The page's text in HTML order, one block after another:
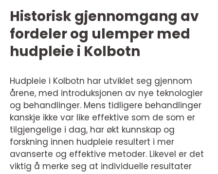
Historisk gjennomgang av
fordeler og ulemper med
hudpleie i Kolbotn
Hudpleie i Kolbotn har utviklet seg gjennom
årene, med introduksjonen av nye teknologier
og behandlinger. Mens tidligere behandlinger
kanskje ikke var like effektive som de som er
tilgjengelige i dag, har økt kunnskap og
forskning innen hudpleie resultert i mer
avanserte og effektive metoder. Likevel er det
viktig å merke seg at individuelle resultater